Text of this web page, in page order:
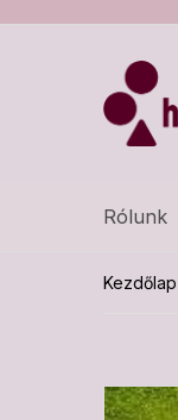
Rólunk
Kezdőlap